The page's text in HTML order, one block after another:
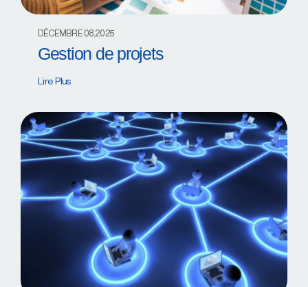
DÉCEMBRE 08,2025
Gestion de projets
Lire Plus